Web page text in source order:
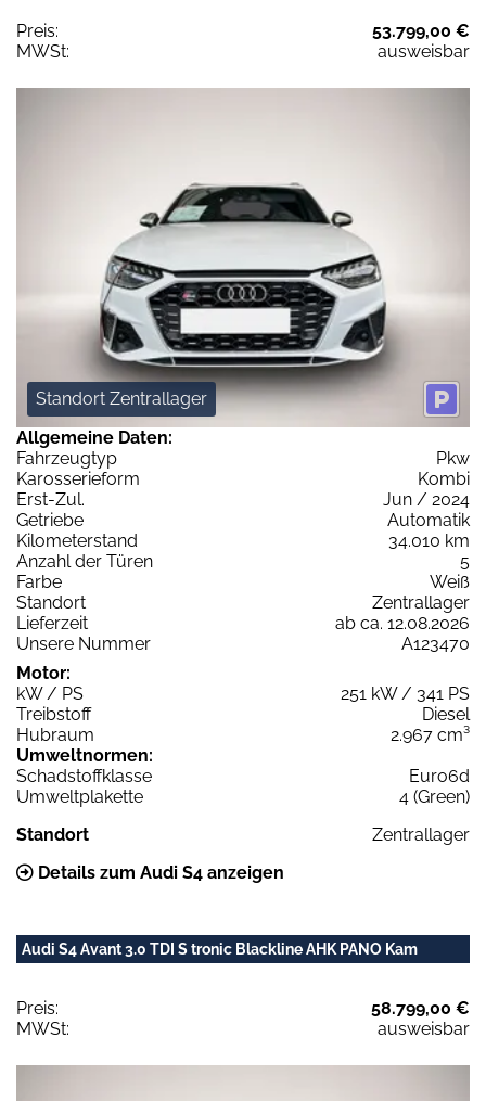
Preis:
53.799,00 €
MWSt:
ausweisbar
Standort Zentrallager
Allgemeine Daten:
Fahrzeugtyp
Pkw
Karosserieform
Kombi
Erst-Zul.
Jun / 2024
Getriebe
Automatik
Kilometerstand
34.010 km
Anzahl der Türen
5
Farbe
Weiß
Standort
Zentrallager
Lieferzeit
ab ca. 12.08.2026
Unsere Nummer
A123470
Motor:
kW / PS
251 kW / 341 PS
Treibstoff
Diesel
Hubraum
2.967 cm³
Umweltnormen:
Schadstoffklasse
Euro6d
Umweltplakette
4 (Green)
Standort
Zentrallager
Details zum Audi S4 anzeigen
Audi S4 Avant 3.0 TDI S tronic Blackline AHK PANO Kam
Preis:
58.799,00 €
MWSt:
ausweisbar